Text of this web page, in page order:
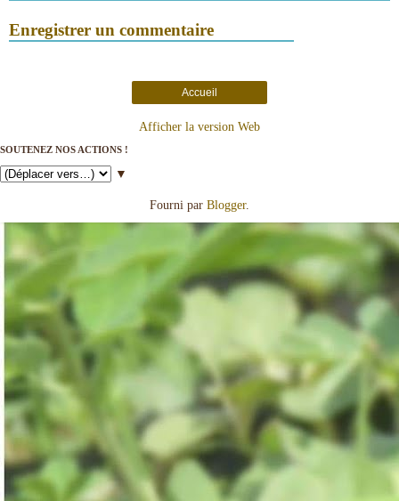
Enregistrer un commentaire
Accueil
Afficher la version Web
SOUTENEZ NOS ACTIONS !
▼
Fourni par Blogger.